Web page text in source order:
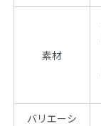
素材
バリエーシ